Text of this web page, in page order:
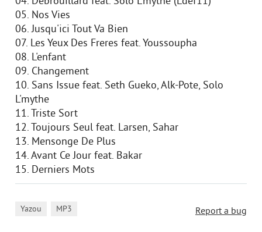
05. Nos Vies
06. Jusqu'ici Tout Va Bien
07. Les Yeux Des Freres feat. Youssoupha
08. L'enfant
09. Changement
10. Sans Issue feat. Seth Gueko, Alk-Pote, Solo
L'mythe
11. Triste Sort
12. Toujours Seul feat. Larsen, Sahar
13. Mensonge De Plus
14. Avant Ce Jour feat. Bakar
15. Derniers Mots
Report a bug
Yazou MP3